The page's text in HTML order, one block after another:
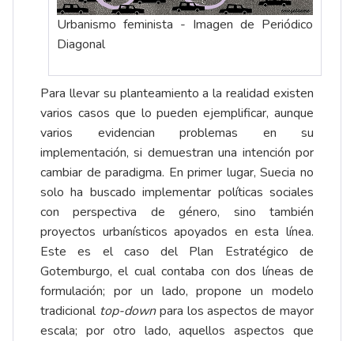
Urbanismo feminista - Imagen de Periódico
Diagonal
Para llevar su planteamiento a la realidad existen
varios casos que lo pueden ejemplificar, aunque
varios evidencian problemas en su
implementación, si demuestran una intención por
cambiar de paradigma. En primer lugar, Suecia no
solo ha buscado implementar políticas sociales
con perspectiva de género, sino también
proyectos urbanísticos apoyados en esta línea.
Este es el caso del Plan Estratégico de
Gotemburgo, el cual contaba con dos líneas de
formulación; por un lado, propone un modelo
tradicional top-downpara los aspectos de mayor
escala; por otro lado, aquellos aspectos que